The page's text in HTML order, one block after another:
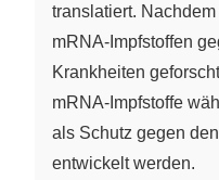
translatiert.
mRNA-Impfstoffen
Krankheiten
mRNA-Impfstoffe
als Schutz gegen den
entwickelt werden.